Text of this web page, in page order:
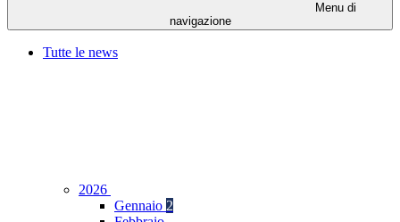
Menu di
navigazione
Tutte le news
2026
Gennaio 2